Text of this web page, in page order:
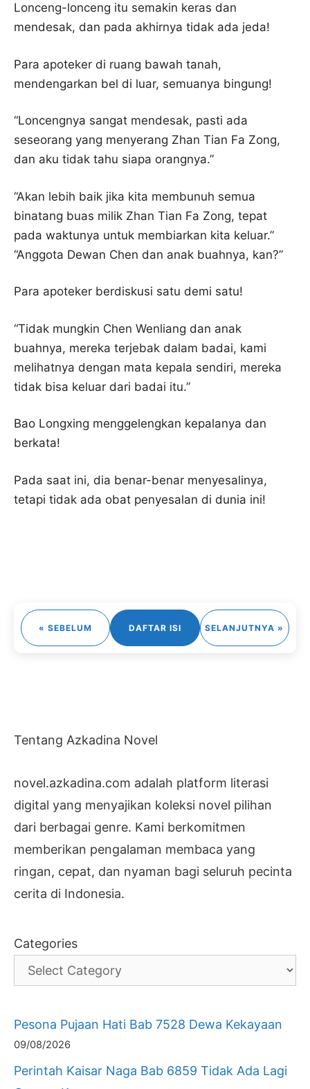
Lonceng-lonceng itu semakin keras dan
mendesak, dan pada akhirnya tidak ada jeda!
Para apoteker di ruang bawah tanah,
mendengarkan bel di luar, semuanya bingung!
“Loncengnya sangat mendesak, pasti ada
seseorang yang menyerang Zhan Tian Fa Zong,
dan aku tidak tahu siapa orangnya.”
“Akan lebih baik jika kita membunuh semua
binatang buas milik Zhan Tian Fa Zong, tepat
pada waktunya untuk membiarkan kita keluar.”
“Anggota Dewan Chen dan anak buahnya, kan?”
Para apoteker berdiskusi satu demi satu!
“Tidak mungkin Chen Wenliang dan anak
buahnya, mereka terjebak dalam badai, kami
melihatnya dengan mata kepala sendiri, mereka
tidak bisa keluar dari badai itu.”
Bao Longxing menggelengkan kepalanya dan
berkata!
Pada saat ini, dia benar-benar menyesalinya,
tetapi tidak ada obat penyesalan di dunia ini!
« SEBELUM DAFTAR ISI SELANJUTNYA »
Tentang Azkadina Novel
novel.azkadina.com adalah platform literasi
digital yang menyajikan koleksi novel pilihan
dari berbagai genre. Kami berkomitmen
memberikan pengalaman membaca yang
ringan, cepat, dan nyaman bagi seluruh pecinta
cerita di Indonesia.
Categories
Pesona Pujaan Hati Bab 7528 Dewa Kekayaan
09/08/2026
Perintah Kaisar Naga Bab 6859 Tidak Ada Lagi